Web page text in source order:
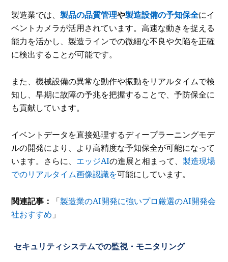
製造業では、製品の品質管理や製造設備の予知保全にイ
ベントカメラが活用されています。高速な動きを捉える
能力を活かし、製造ラインでの微細な不良や欠陥を正確
に検出することが可能です。
また、機械設備の異常な動作や振動をリアルタイムで検
知し、早期に故障の予兆を把握することで、予防保全に
も貢献しています。
イベントデータを直接処理するディープラーニングモデ
ルの開発により、より高精度な予知保全が可能になって
います。さらに、 エッジAIの進展と相まって、製造現場
でのリアルタイム画像認識を可能にしています。
関連記事： 「製造業のAI開発に強いプロ厳選のAI開発会
社おすすめ 」
セキュリティシステムでの監視・モニタリング